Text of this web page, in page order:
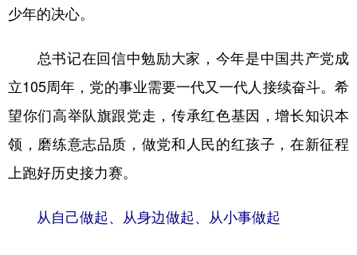
少年的决心。
总书记在回信中勉励大家，今年是中国共产党成
立105周年，党的事业需要一代又一代人接续奋斗。希
望你们高举队旗跟党走，传承红色基因，增长知识本
领，磨练意志品质，做党和人民的红孩子，在新征程
上跑好历史接力赛。
从自己做起、从身边做起、从小事做起